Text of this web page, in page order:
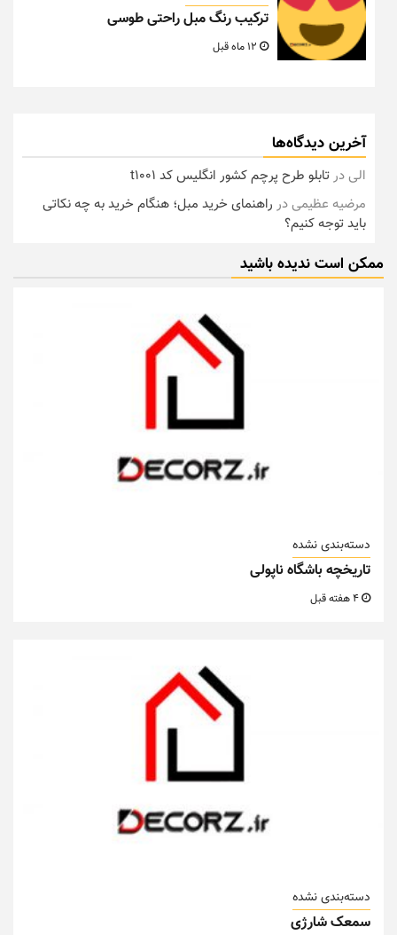
ترکیب رنگ مبل راحتی طوسی
آخرین دیدگاه‌ها
الیدرتابلو طرح پرچم کشور انگلیس کد t1001
مرضیه عظیمیدر راهنمای خرید مبل؛ هنگام خرید به چه نکاتی
باید توجه کنیم؟
ممکن است ندیده باشید
دسته‌بندی نشده
تاریخچه باشگاه ناپولی
دسته‌بندی نشده
سمعک شارژی